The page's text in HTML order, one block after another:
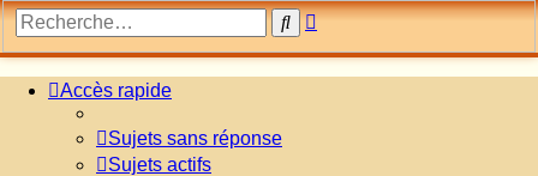
Rechercher
Recherche
Accès rapide
Sujets sans réponse
Sujets actifs